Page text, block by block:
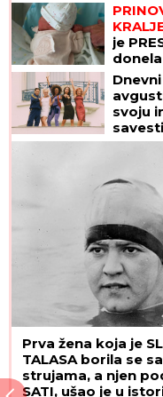
je
stižu
svoju
DA SE
Prva žena koja je
TALASA borila se
strujama, a njen
SATI, ušao je u